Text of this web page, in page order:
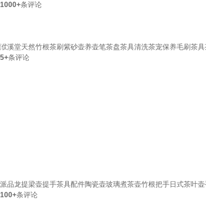
1000+条评论
洑溪堂天然竹根茶刷紫砂壶养壶笔茶盘茶具清洗茶宠保养毛刷茶具
5+条评论
派品龙提梁壶提手茶具配件陶瓷壶玻璃煮茶壶竹根把手日式茶叶
100+条评论